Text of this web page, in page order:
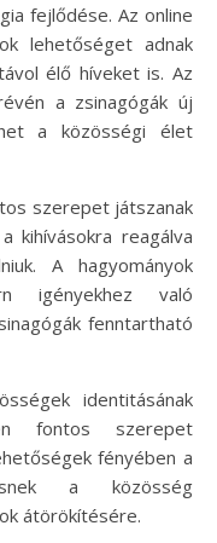
fejlődése. Az online
lehetőséget adnak
élő híveket is. Az
a zsinagógák új
a közösségi élet
szerepet játszanak
kihívásokra reagálva
A hagyományok
igényekhez való
fenntartható
identitásának
fontos szerepet
fényében a
a közösség
átörökítésére.